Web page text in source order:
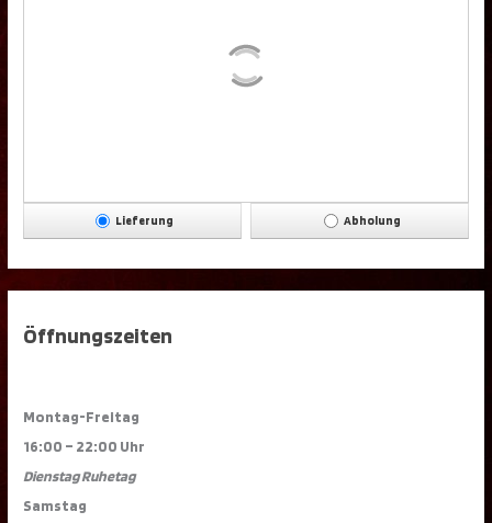
Lieferung Abholung
Öffnungszeiten
Montag-Freitag
16:00 – 22:00 Uhr
Dienstag Ruhetag
Samstag